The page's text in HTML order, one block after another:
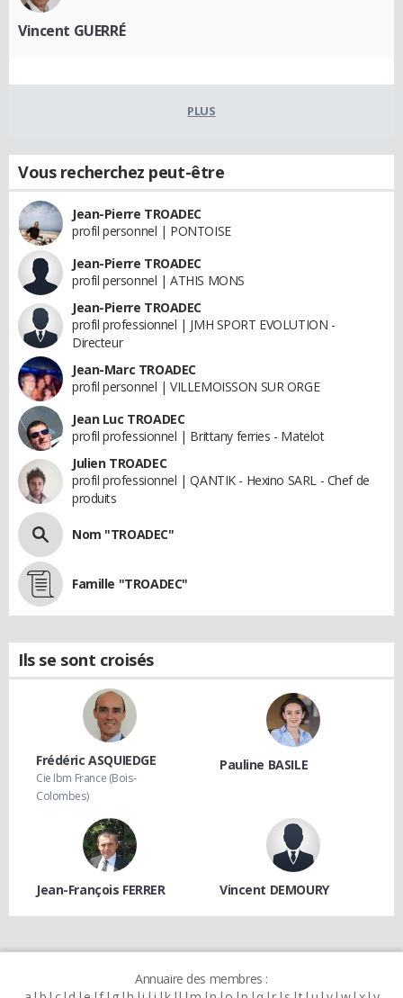
Vincent GUERRÉ
PLUS
Vous recherchez peut-être
Jean-Pierre TROADEC
profil personnel | PONTOISE
Jean-Pierre TROADEC
profil personnel | ATHIS MONS
Jean-Pierre TROADEC
profil professionnel | JMH SPORT EVOLUTION -
Directeur
Jean-Marc TROADEC
profil personnel | VILLEMOISSON SUR ORGE
Jean Luc TROADEC
profil professionnel | Brittany ferries - Matelot
Julien TROADEC
profil professionnel | QANTIK - Hexino SARL - Chef de
produits
Nom "TROADEC"
Famille "TROADEC"
Ils se sont croisés
Frédéric ASQUIEDGE
Cie Ibm France (Bois-
Colombes)
Pauline BASILE
Jean-François FERRER Vincent DEMOURY
Annuaire des membres :